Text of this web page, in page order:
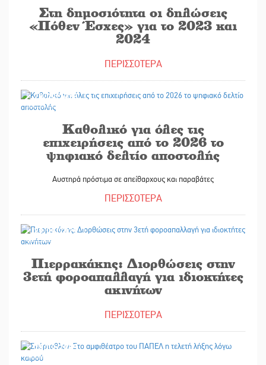
Στη δημοσιότητα οι δηλώσεις
«Πόθεν Έσχες» για το 2023 και
2024
ΠΕΡΙΣΣΟΤΕΡΑ
29/09/2025
Καθολικό για όλες τις
επιχειρήσεις από το 2026 το
ψηφιακό δελτίο αποστολής
Αυστηρά πρόστιμα σε απείθαρχους και παραβάτες
ΠΕΡΙΣΣΟΤΕΡΑ
29/09/2025
Πιερρακάκης: Διορθώσεις στην
3ετή φοροαπαλλαγή για ιδιοκτήτες
ακινήτων
ΠΕΡΙΣΣΟΤΕΡΑ
28/09/2025